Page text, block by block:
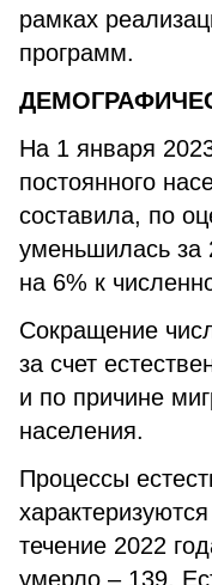
рамках
программ.
На 1 января
постоянного
составила, по
уменьшилась за
на 6% к
Сокращение
за счет
и по причине
населения.
Процессы
течение 2022
умерло – 139.